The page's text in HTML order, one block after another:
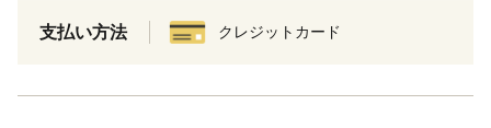
支払い方法 クレジットカード